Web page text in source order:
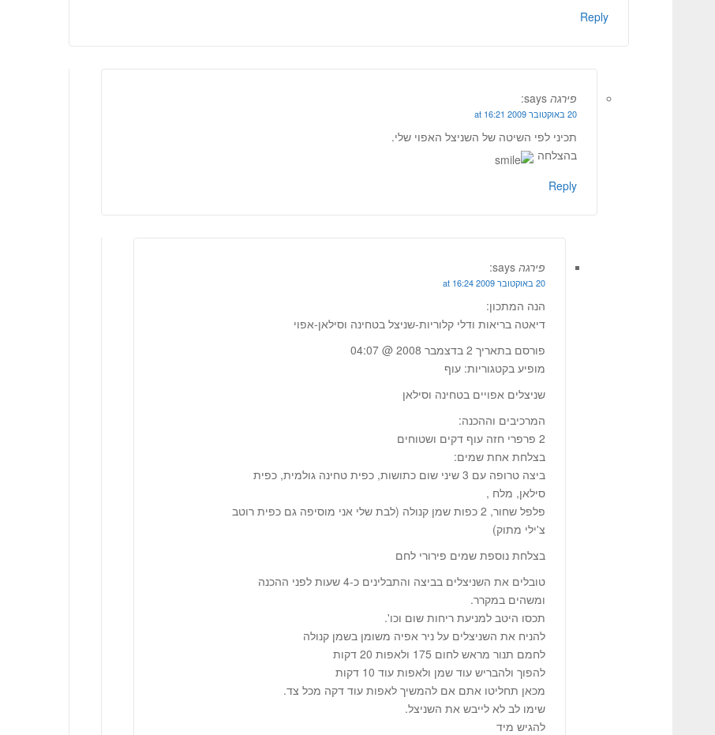
Reply
פירגה says:
20 באוקטובר 2009 at 16:21
תכיני לפי השיטה של השניצל האפוי שלי.
בהצלחה
Reply
פירגה says:
20 באוקטובר 2009 at 16:24
הנה המתכון:
דיאטה בריאות ודלי קלוריות-שניצל בטחינה וסילאן-אפוי
פורסם בתאריך 2 בדצמבר 2008 @ 04:07
מופיע בקטגוריות: עוף
שניצלים אפויים בטחינה וסילאן
המרכיבים וההכנה:
2 פרפרי חזה עוף דקים ושטוחים
בצלחת אחת שמים:
ביצה טרופה עם 3 שיני שום כתושות, כפית טחינה גולמית, כפית
סילאן, מלח ,
פלפל שחור, 2 כפות שמן קנולה (לבת שלי אני מוסיפה גם כפית רוטב
צ'ילי מתוק)
בצלחת נוספת שמים פירורי לחם
טובלים את השניצלים בביצה והתבלינים כ-4 שעות לפני ההכנה
ומשהים במקרר.
תכסו היטב למניעת ריחות שום וכו'.
להניח את השניצלים על ניר אפיה משומן בשמן קנולה
לחמם תנור מראש לחום 175 ולאפות 20 דקות
להפוך ולהבריש עוד שמן ולאפות עוד 10 דקות
מכאן תחליטו אתם אם להמשיך לאפות עוד דקה מכל צד.
שימו לב לא לייבש את השניצל.
להגיש מיד